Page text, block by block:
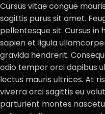
Cursus vitae congue
sagittis purus sit amet.
pellentesque sit. Cursus
sapien et ligula
gravida hendrerit.
odio tempor orci dapibus
lectus mauris ultrices. At
viverra orci sagittis eu
parturient montes